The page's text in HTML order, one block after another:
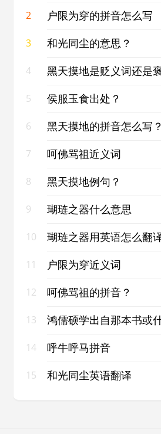
2 户限为穿的拼音怎么写
3 和光同尘的意思？
4 黑天摸地是贬义词还是
5 侯服玉食出处？
6 黑天摸地的拼音怎么写？
7 呵佛骂祖近义词
8 黑天摸地例句？
9 瑚琏之器什么意思
10 瑚琏之器用英语怎么翻
11 户限为穿近义词
12 呵佛骂祖的拼音？
13 鸿儒硕学出自那本书或
14 呼牛呼马拼音
15 和光同尘英语翻译